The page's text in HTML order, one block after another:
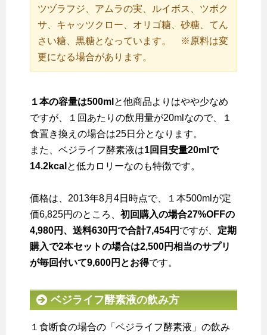
ツヅラフジ、アムラの実、ルイボス、ツボク
サ、キャッツクロー、オリゴ糖、砂糖、てん
さい糖、黒糖となっています。 ※原料は変
更になる場合があります。
１本の容量は500ml と他商品よりはやや少なめ
ですが、１回あたりの飲用量が20mlなので、１
食置き換えの場合は25日分となります。
また、ベジライフ酵素液は1回目安量20mlで
14.2kcal と低カロリーなのも特徴です。
価格は、2013年8月4日時点で、１本500mlが定
価6,825円のところ、 初回購入の場合27%OFFの
4,980円、送料630円で合計7,454円 ですが、 定期
購入で2本セットの場合は2,500円相当のサプリ
が毎回付いて9,600円とお得です。
ベジライフ酵素液の飲み方
１食断食の場合の「ベジライフ酵素液」の飲み